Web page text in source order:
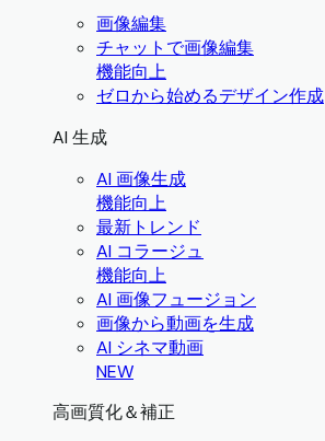
画像編集
チャットで画像編集
機能向上
ゼロから始めるデザイン作成
AI 生成
AI 画像生成
機能向上
最新トレンド
AI コラージュ
機能向上
AI 画像フュージョン
画像から動画を生成
AI シネマ動画
NEW
高画質化＆補正